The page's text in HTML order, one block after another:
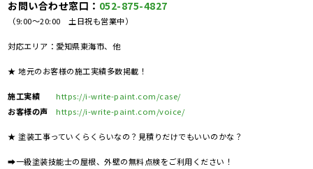
お問い合わせ窓口： 052-875-4827
（9:00～20:00 土日祝も営業中）
対応エリア：愛知県東海市、他
★ 地元のお客様の施工実績多数掲載！
施工実績
https://i-write-paint.com/case/
お客様の声
https://i-write-paint.com/voice/
★ 塗装工事っていくらくらいなの？見積りだけでもいいのかな？
➡一級塗装技能士の屋根、外壁の無料点検をご利用ください！